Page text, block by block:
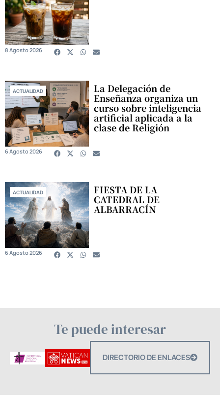
8 Agosto 2026
ACTUALIDAD La Delegación de
Enseñanza organiza un
curso sobre inteligencia
artificial aplicada a la
clase de Religión
6 Agosto 2026
ACTUALIDAD FIESTA DE LA
CATEDRAL DE
ALBARRACÍN
6 Agosto 2026
Te puede interesar
DIRECTORIO DE ENLACES